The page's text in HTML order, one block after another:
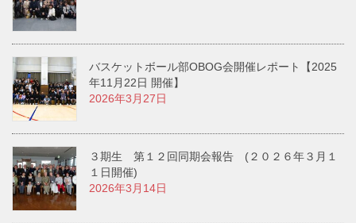
バスケットボール部OBOG会開催レポート【2025
年11月22日 開催】
2026年3月27日
３期生 第１２回同期会報告 (２０２６年３月１
１日開催)
2026年3月14日